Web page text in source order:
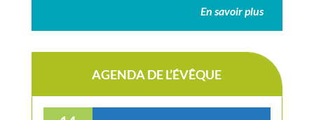
En savoir plus
AGENDA DE L’ÉVÊQUE